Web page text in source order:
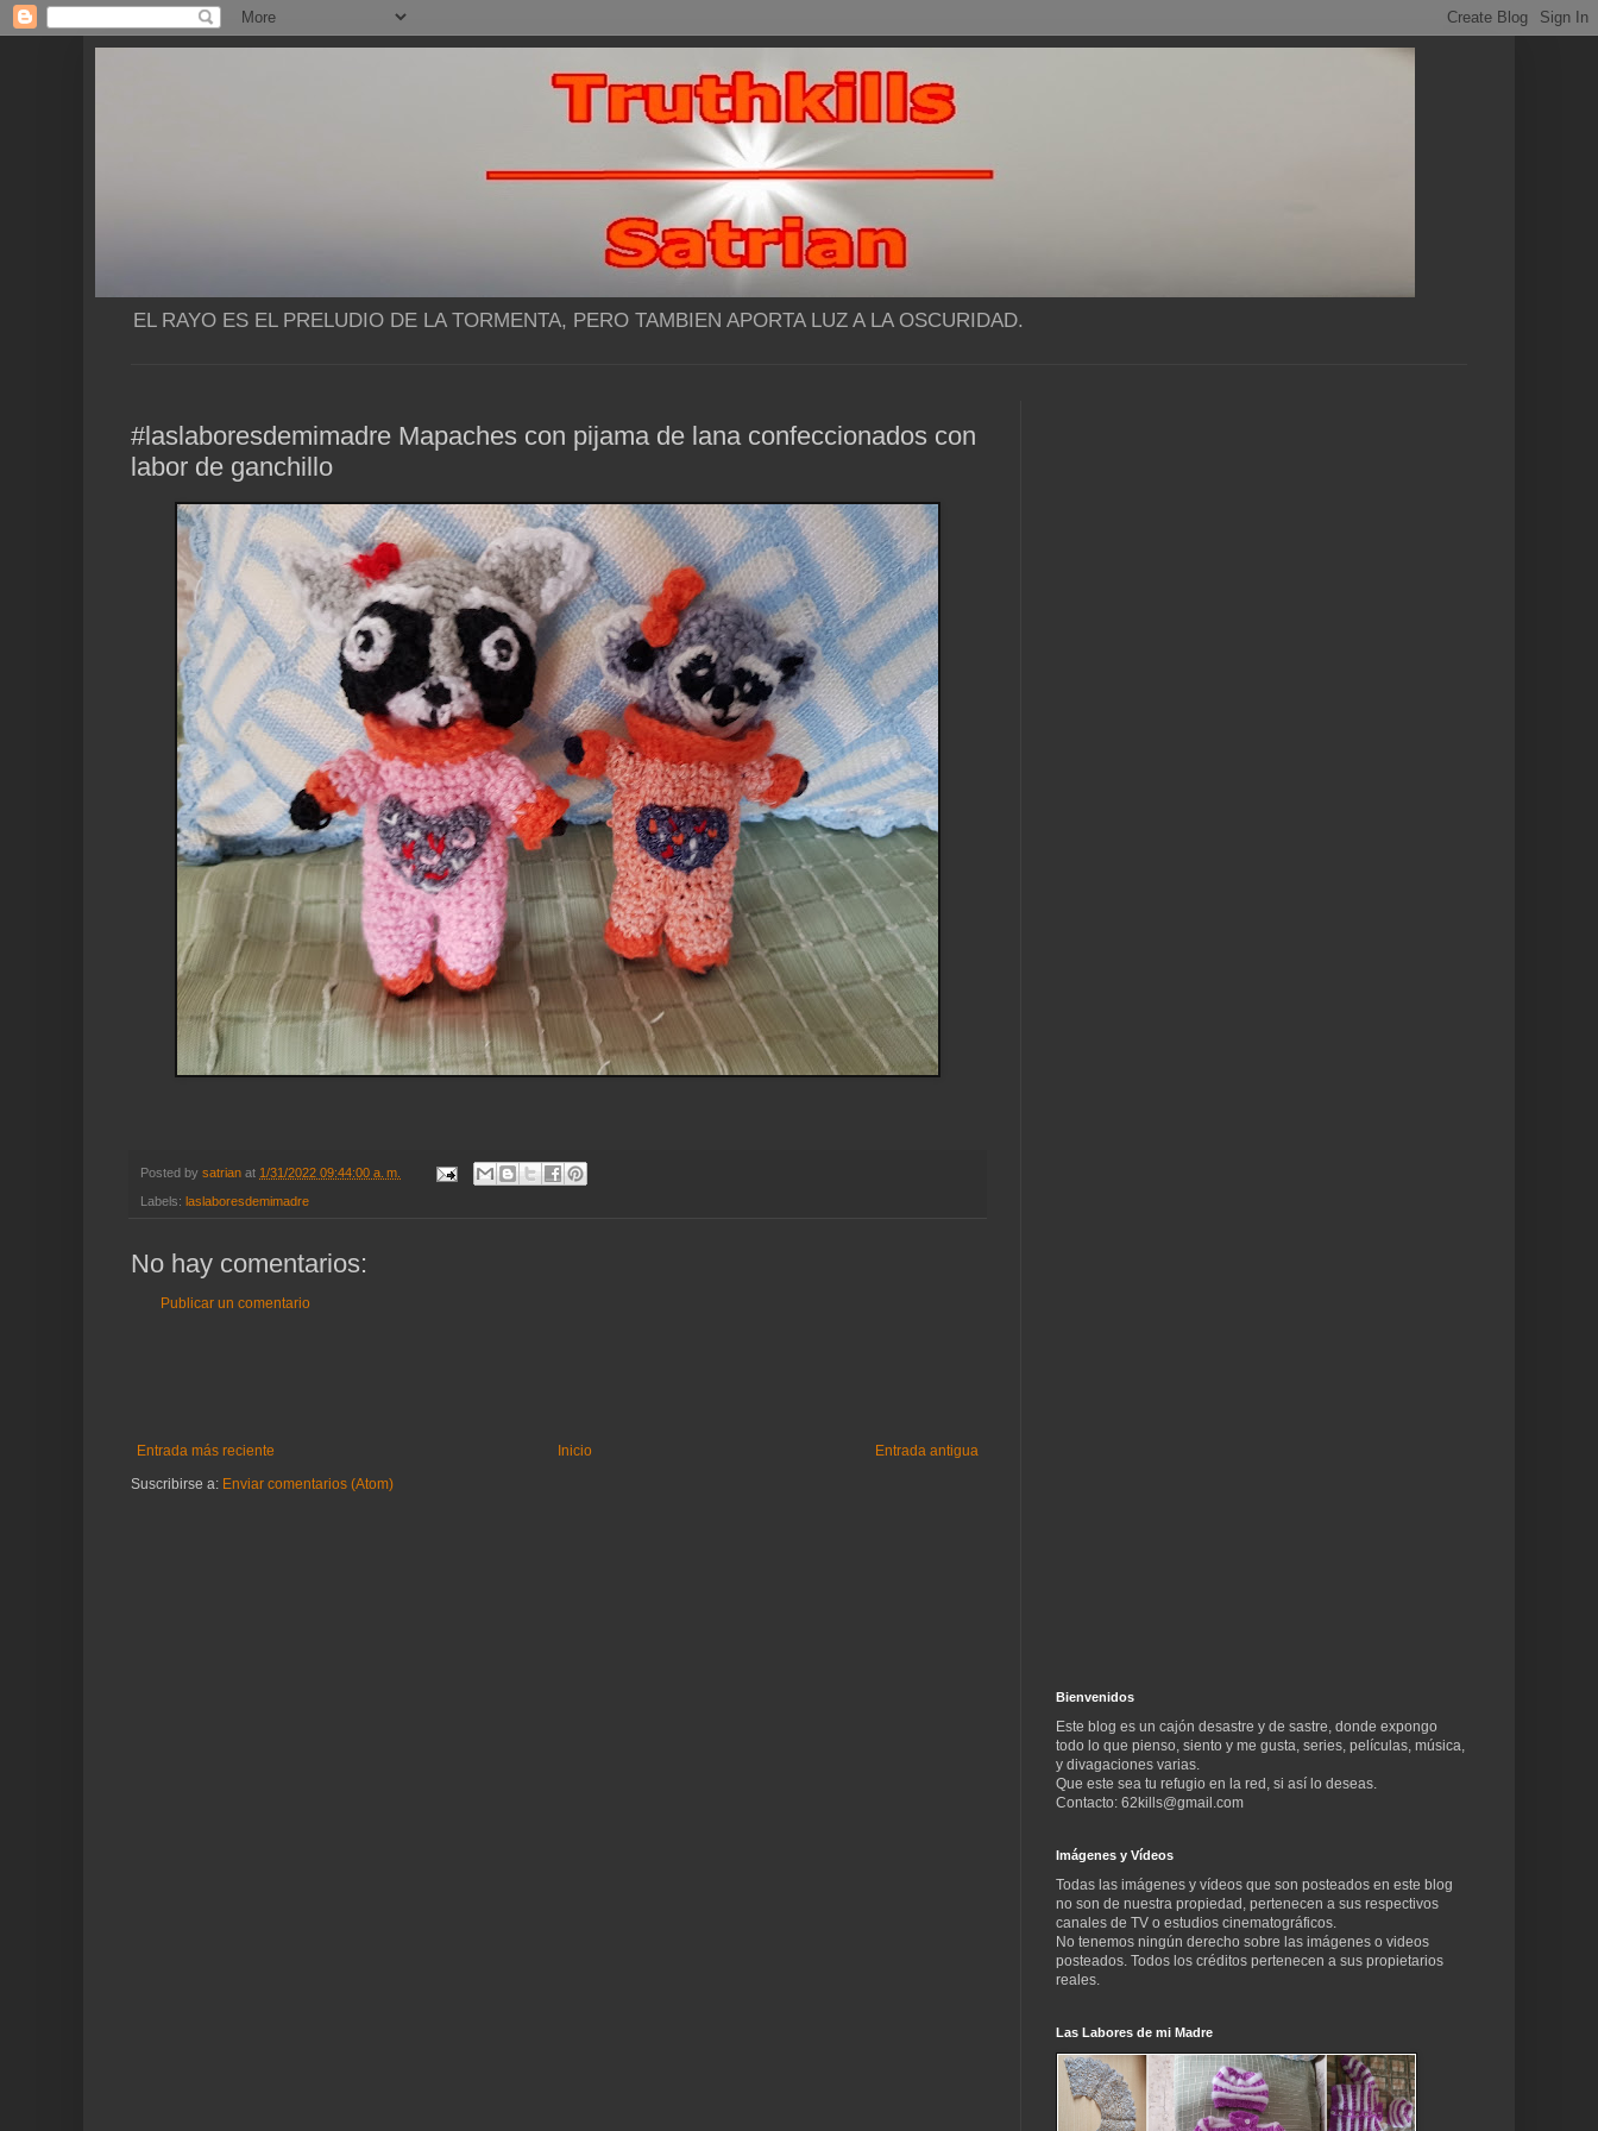
EL RAYO ES EL PRELUDIO DE LA TORMENTA, PERO TAMBIEN APORTA LUZ A LA OSCURIDAD.
#laslaboresdemimadre Mapaches con pijama de lana confeccionados con
labor de ganchillo
Posted by satrian at 1/31/2022 09:44:00 a. m.
Labels: laslaboresdemimadre
No hay comentarios:
Publicar un comentario
Entrada más reciente Entrada antigua
Inicio
Suscribirse a: Enviar comentarios (Atom)
Bienvenidos
Este blog es un cajón desastre y de sastre, donde expongo
todo lo que pienso, siento y me gusta, series, películas, música,
y divagaciones varias.
Que este sea tu refugio en la red, si así lo deseas.
Contacto: 62kills@gmail.com
Imágenes y Vídeos
Todas las imágenes y vídeos que son posteados en este blog
no son de nuestra propiedad, pertenecen a sus respectivos
canales de TV o estudios cinematográficos.
No tenemos ningún derecho sobre las imágenes o videos
posteados. Todos los créditos pertenecen a sus propietarios
reales.
Las Labores de mi Madre